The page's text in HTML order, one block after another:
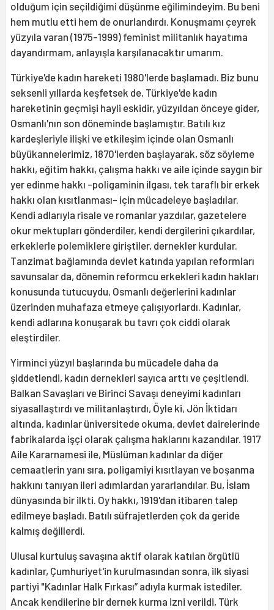
olduğum için seçildiğimi düşünme eğilimindeyim. Bu beni
hem mutlu etti hem de onurlandırdı. Konuşmamı çeyrek
yüzyıla varan (1975-1999) feminist militanlık hayatıma
dayandırmam, anlayışla karşılanacaktır umarım.
Türkiye'de kadın hareketi 1980'lerde başlamadı. Biz bunu
seksenli yıllarda keşfetsek de, Türkiye'de kadın
hareketinin geçmişi hayli eskidir, yüzyıldan önceye gider,
Osmanlı'nın son döneminde başlamıştır. Batılı kız
kardeşleriyle ilişki ve etkileşim içinde olan Osmanlı
büyükannelerimiz, 1870'lerden başlayarak, söz söyleme
hakkı, eğitim hakkı, çalışma hakkı ve aile içinde saygın bir
yer edinme hakkı -poligaminin ilgası, tek taraflı bir erkek
hakkı olan kısıtlanması- için mücadeleye başladılar.
Kendi adlarıyla risale ve romanlar yazdılar, gazetelere
okur mektupları gönderdiler, kendi dergilerini çıkardılar,
erkeklerle polemiklere giriştiler, dernekler kurdular.
Tanzimat bağlamında devlet katında yapılan reformları
savunsalar da, dönemin reformcu erkekleri kadın hakları
konusunda tutucuydu, Osmanlı değerlerini kadınlar
üzerinden muhafaza etmeye çalışıyorlardı. Kadınlar,
kendi adlarına konuşarak bu tavrı çok ciddi olarak
eleştirdiler.
Yirminci yüzyıl başlarında bu mücadele daha da
şiddetlendi, kadın dernekleri sayıca arttı ve çeşitlendi.
Balkan Savaşları ve Birinci Savaşı deneyimi kadınları
siyasallaştırdı ve militanlaştırdı, Öyle ki, Jön İktidarı
altında, kadınlar üniversitede okuma, devlet dairelerinde
fabrikalarda işçi olarak çalışma haklarını kazandılar. 1917
Aile Kararnamesi ile, Müslüman kadınlar da diğer
cemaatlerin yanı sıra, poligamiyi kısıtlayan ve boşanma
hakkını tanıyan ileri adımlardan yararlandılar. Bu, İslam
dünyasında bir ilkti. Oy hakkı, 1919'dan itibaren talep
edilmeye başladı. Batılı süfrajetlerden çok da geride
kalmış değillerdi.
Ulusal kurtuluş savaşına aktif olarak katılan örgütlü
kadınlar, Çumhuriyet'in kurulmasından sonra, ilk siyasi
partiyi "Kadınlar Halk Fırkası” adıyla kurmak istediler.
Ancak kendilerine bir dernek kurma izni verildi, Türk